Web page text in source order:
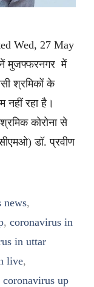
Wed, 27 May
मुजफ्फरनगर में
श्रमिकों के
नहीं रहा है।
कोरोना से
डॉ. प्रवीण
news,
, coronavirus in
in uttar
live,
coronavirus up